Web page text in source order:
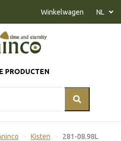
PRODUCTEN
Winkelwagen NL
Kisten 281-08.98L